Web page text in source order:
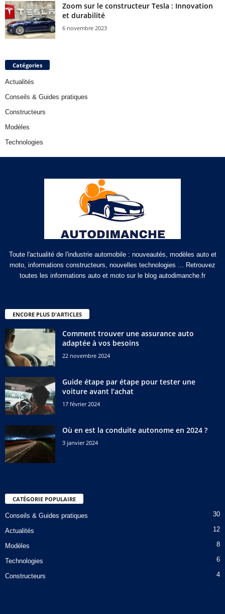
Zoom sur le constructeur Tesla : Innovation
et durabilité
6 novembre 2023
Catégories
Actualités
Conseils & Guides pratiques
Constructeurs
Modèles
Technologies
Toute l'actualité de l'industrie automobile : nouveautés, modèles auto et
moto, informations constructeurs, nouvelles technologies ... Retrouvez
toutes les informations auto et moto sur le blog autodimanche.fr
ENCORE PLUS D'ARTICLES
Comment trouver une assurance auto
adaptée à vos besoins
22 novembre 2024
Guide étape par étape pour tester une
voiture avant l’achat
17 février 2024
Où en est la conduite autonome en 2024 ?
3 janvier 2024
CATÉGORIE POPULAIRE
Conseils & Guides pratiques 30
Actualités 12
Modèles 8
Technologies 6
Constructeurs 4